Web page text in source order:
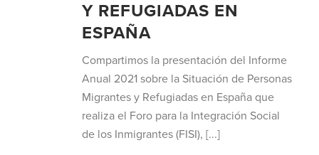
Y REFUGIADAS EN
ESPAÑA
Compartimos la presentación del Informe
Anual 2021 sobre la Situación de Personas
Migrantes y Refugiadas en España que
realiza el Foro para la Integración Social
de los Inmigrantes (FISI), [...]